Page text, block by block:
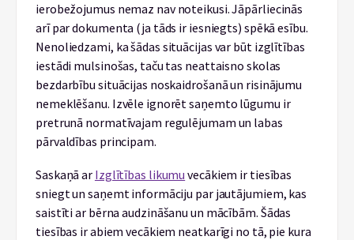
ierobežojumus nemaz nav noteikusi. Jāpārliecinās
arī par dokumenta (ja tāds ir iesniegts) spēkā esību.
Nenoliedzami, ka šādas situācijas var būt izglītības
iestādi mulsinošas, taču tas neattaisno skolas
bezdarbību situācijas noskaidrošanā un risinājumu
nemeklēšanu. Izvēle ignorēt saņemto lūgumu ir
pretrunā normatīvajam regulējumam un labas
pārvaldības principam.
Saskaņā ar Izglītības likumu vecākiem ir tiesības
sniegt un saņemt informāciju par jautājumiem, kas
saistīti ar bērna audzināšanu un mācībām. Šādas
tiesības ir abiem vecākiem neatkarīgi no tā, pie kura